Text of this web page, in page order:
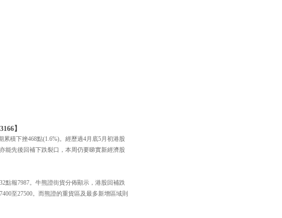
】
積下挫468點(1.6%)。經歷過4月底5月初港股
能先後回補下跌裂口，本周仍要睇實新經濟股
點報7987。牛熊證街貨分佈顯示，港股回補跌
至27500。而熊證的重貨區及最多新增區域則